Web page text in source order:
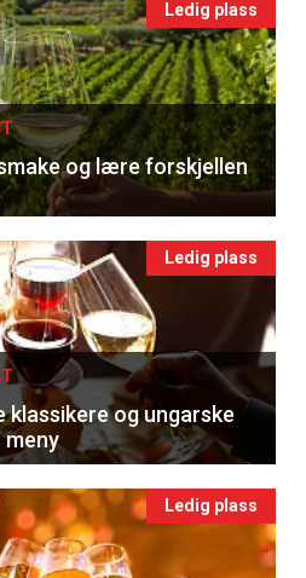
Ledig plass
og lære forskjellen
Ledig plass
klassikere og ungarske
Ledig plass